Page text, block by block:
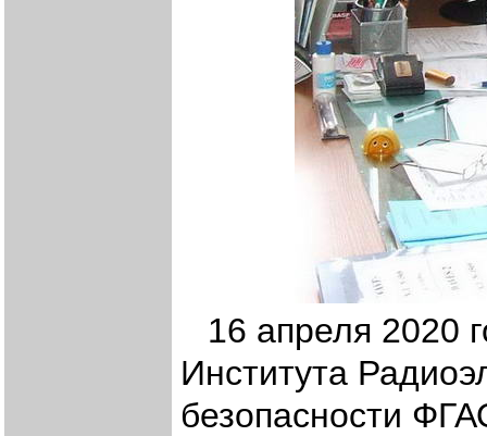
16 апреля 2020
Института
безопасности